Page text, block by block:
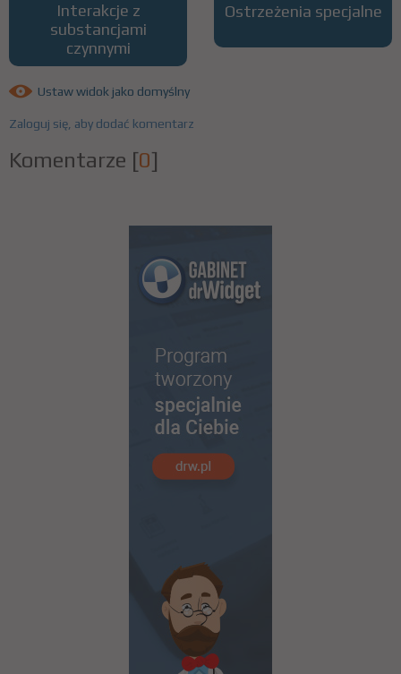
Interakcje z
substancjami
czynnymi
Ostrzeżenia specjalne
Ustaw widok jako domyślny
Zaloguj się, aby dodać komentarz
Komentarze [0]